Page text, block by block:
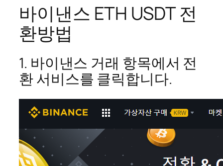
바이낸스 ETH USDT 전
환방법
1. 바이낸스 거래 항목에서 전
환 서비스를 클릭합니다.